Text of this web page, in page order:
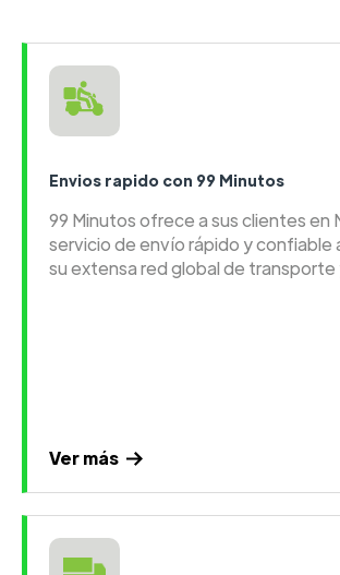
Envios rapido con 99 Minutos
99 Minutos ofrece a sus clientes en
servicio de envío rápido y confiable
su extensa red global de
Ver más